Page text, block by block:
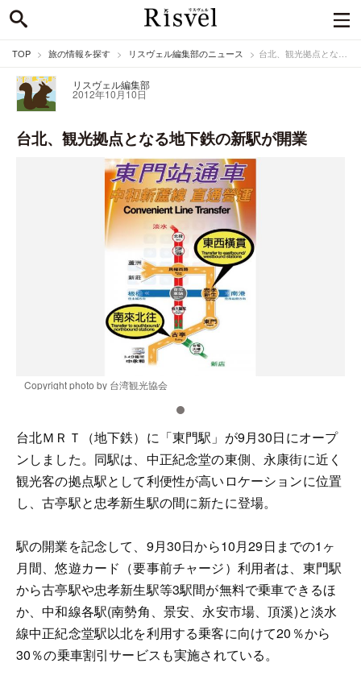
TOP 旅の情報を探す リスヴェル編集部のニュース 台北、観光拠点となる地下鉄の新駅が開業
リスヴェル編集部
2012年10月10日
台北、観光拠点となる地下鉄の新駅が開業
Copyright photo by 台湾観光協会
台北ＭＲＴ（地下鉄）に「東門駅」が9月30日にオープ
ンしました。同駅は、中正紀念堂の東側、永康街に近く
観光客の拠点駅として利便性が高いロケーションに位置
し、古亭駅と忠孝新生駅の間に新たに登場。
駅の開業を記念して、9月30日から10月29日までの1ヶ
月間、悠遊カード（要事前チャージ）利用者は、東門駅
から古亭駅や忠孝新生駅等3駅間が無料で乗車できるほ
か、中和線各駅(南勢角、景安、永安市場、頂溪)と淡水
線中正紀念堂駅以北を利用する乗客に向けて20％から
30％の乗車割引サービスも実施されている。